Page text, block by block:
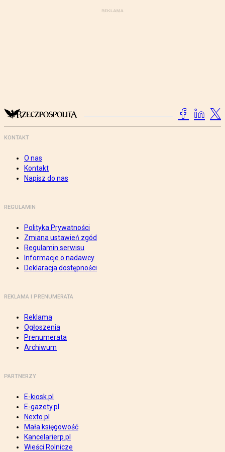
KONTAKT
O nas
Kontakt
Napisz do nas
REGULAMIN
Polityka Prywatności
Zmiana ustawień zgód
Regulamin serwisu
Informacje o nadawcy
Deklaracja dostępności
REKLAMA I PRENUMERATA
Reklama
Ogłoszenia
Prenumerata
Archiwum
PARTNERZY
E-kiosk.pl
E-gazety.pl
Nexto.pl
Mała księgowość
Kancelarierp.pl
Wieści Rolnicze